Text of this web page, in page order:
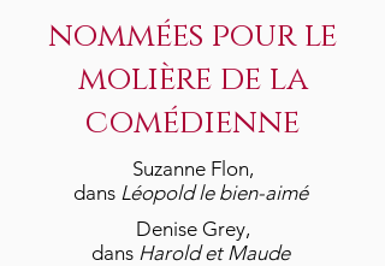
nommées pour le
molière de la
comédienne
Suzanne Flon,
dans Léopold le bien-aimé
Denise Grey,
dans Harold et Maude